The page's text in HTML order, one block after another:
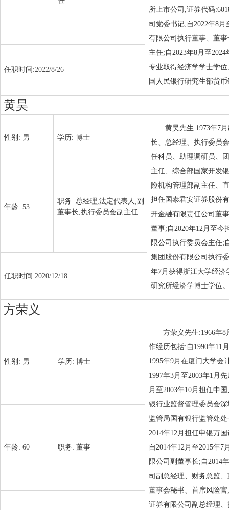
所上市公司,证券代码
司党委书记;自2022年8
有限公司执行董事、董
主任;自2023年8月至
专业取得经济学学士学
国人民银行研究生部货
任职时间:2022/8/26
黄昊
性别: 男 学历: 博士
黄昊先生:1973年7
长、总经理、执行委员
任科员、助理调研员、
主任、综合部国家开发
险机构管理部副主任、
担任国泰君安证券股份
开金融有限责任公司董
董事;自2020年12月至今
限公司执行委员会主任;
集团股份有限公司执行
年7月获得浙江大学经济
研究所经济学博士学位。
年龄: 53
职务: 总经理,法定代表人,副
董事长,执行委员会副主任
任职时间:2020/12/18
方荣义
性别: 男 学历: 博士
方荣义先生:1966年
作经历包括:自1990年11
1995年9月在厦门大学会
1997年3月至2003年1月
月至2003年10月担任中
银行业监督管理委员会
监管局国有银行监管处
2014年12月担任申银万
自2014年12月至2015年
限公司副董事长;自2014
司副总经理、财务总监
董事会秘书、首席风险
证券有限公司副总经理
年龄: 60 职务: 董事